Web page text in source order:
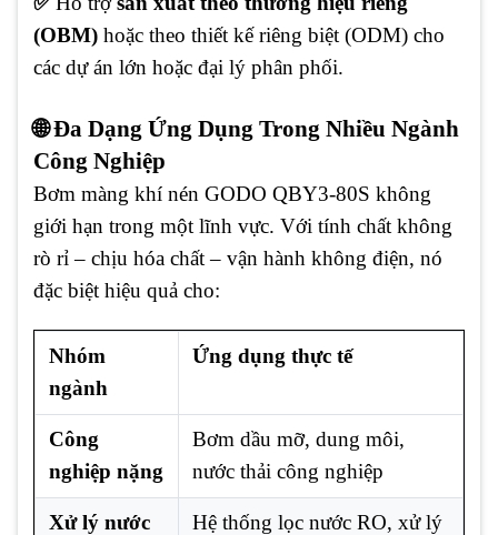
(OBM) hoặc theo thiết kế riêng biệt (ODM) cho
các dự án lớn hoặc đại lý phân phối.
🌐 Đa Dạng Ứng Dụng Trong Nhiều Ngành
Công Nghiệp
Bơm màng khí nén GODO QBY3-80S không
giới hạn trong một lĩnh vực. Với tính chất không
rò rỉ – chịu hóa chất – vận hành không điện, nó
đặc biệt hiệu quả cho:
Nhóm
ngành
Ứng dụng thực tế
Công
nghiệp nặng
Bơm dầu mỡ, dung môi,
nước thải công nghiệp
Xử lý nước
Hệ thống lọc nước RO, xử lý